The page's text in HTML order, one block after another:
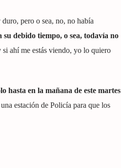
pero o sea, no, no había
su debido tiempo, o sea, todavía no
ahí me estás viendo, yo lo quiero
hasta en la mañana de este martes
estación de Policía para que los